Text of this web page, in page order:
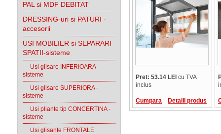
PAL si MDF DEBITAT
DRESSING-uri si PATURI -
accesorii
USI MOBILIER si SEPARARI
SPATII-sisteme
Usi glisare INFERIOARA -
sisteme
Usi glisare SUPERIORA -
sisteme
Usi pliante tip CONCERTINA -
sisteme
Usi glisante FRONTALE
Pret: 53.14 LEI cu TVA
inclus
Cumpara Detalii produs